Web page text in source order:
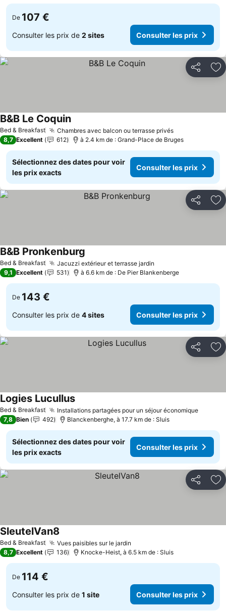
De 107 €
Consulter les prix de 2 sites Consulter les prix
Partager
Bed & Breakfast Chambres avec balcon ou terrasse privés
B&B Le Coquin
8,7 Excellent 612 à 2.4 km de : Grand-Place de Bruges
Sélectionnez des dates pour voir
les prix exacts
Consulter les prix
Partager
Bed & Breakfast Jacuzzi extérieur et terrasse jardin
B&B Pronkenburg
9,1 Excellent 531 à 6.6 km de : De Pier Blankenberge
De 143 €
Consulter les prix de 4 sites Consulter les prix
Partager
Bed & Breakfast Installations partagées pour un séjour économique
Logies Lucullus
7,8 Bien 492 Blanckenberghe, à 17.7 km de : Sluis
Sélectionnez des dates pour voir
les prix exacts
Consulter les prix
Partager
Bed & Breakfast Vues paisibles sur le jardin
SleutelVan8
8,7 Excellent 136 Knocke-Heist, à 6.5 km de : Sluis
De 114 €
Consulter les prix de 1 site Consulter les prix